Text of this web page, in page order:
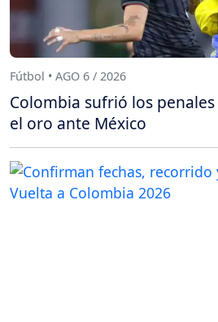
Fútbol • AGO 6 / 2026
Colombia sufrió los
el oro ante México